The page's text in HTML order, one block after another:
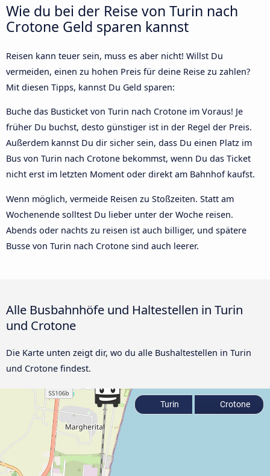
Wie du bei der Reise von Turin nach
Crotone Geld sparen kannst
Reisen kann teuer sein, muss es aber nicht! Willst Du
vermeiden, einen zu hohen Preis für deine Reise zu zahlen?
Mit diesen Tipps, kannst Du Geld sparen:
Buche das Busticket von Turin nach Crotone im Voraus! Je
früher Du buchst, desto günstiger ist in der Regel der Preis.
Außerdem kannst Du dir sicher sein, dass Du einen Platz im
Bus von Turin nach Crotone bekommst, wenn Du das Ticket
nicht erst im letzten Moment oder direkt am Bahnhof kaufst.
Wenn möglich, vermeide Reisen zu Stoßzeiten. Statt am
Wochenende solltest Du lieber unter der Woche reisen.
Abends oder nachts zu reisen ist auch billiger, und spätere
Busse von Turin nach Crotone sind auch leerer.
Alle Busbahnhöfe und Haltestellen in Turin
und Crotone
Die Karte unten zeigt dir, wo du alle Bushaltestellen in Turin
und Crotone findest.
Turin Crotone